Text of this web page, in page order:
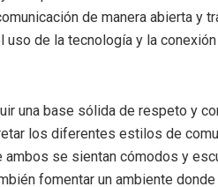
de manera abierta y
uso de la tecnología y la
una base sólida de respeto y
los diferentes estilos de
ambos se sientan cómodos y
fomentar un ambiente